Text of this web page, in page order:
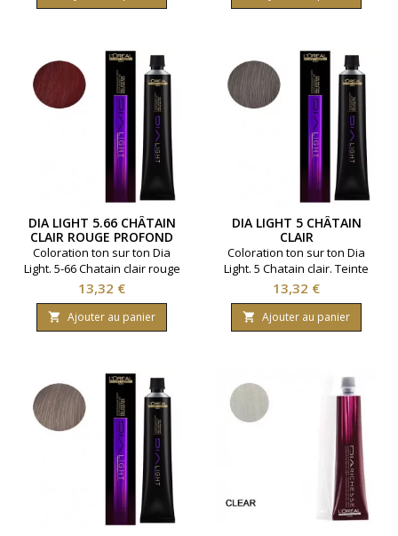
50 ml.base
50 ml.
DIA LIGHT 5.66 CHÂTAIN
CLAIR ROUGE PROFOND
Coloration ton sur ton Dia
Light. 5-66 Chatain clair rouge
profond. Teinte aux reflets
chauds ou froids. Marque
L'Oreal Professionnel.
Contenance : 50 ml.
Prix
13,32 €
 Ajouter au panier
DIA LIGHT 5 CHÂTAIN
CLAIR
Coloration ton sur ton Dia
Light. 5 Chatain clair. Teinte
naturelle, fonce en légèreté
sans éclaircir. Marque L'Oreal
Professionnel. Contenance :
50 ml.
Prix
13,32 €
 Ajouter au panier